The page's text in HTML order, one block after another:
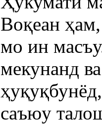
Воқеан
мо ин
мекунанд
саъюу